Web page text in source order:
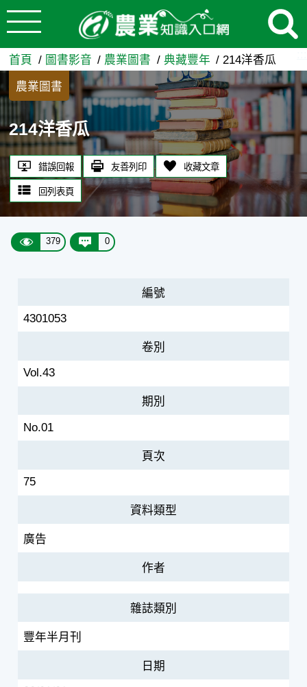
跳到主要內容
214洋香瓜 - 農業知識入口網
首頁 圖書影音 農業圖書 典藏豐年 214洋香瓜
農業圖書
214洋香瓜
錯誤回報 友善列印 收藏文章
回列表頁
379 0
編號
4301053
卷別
Vol.43
期別
No.01
頁次
75
資料類型
廣告
作者
雜誌類別
豐年半月刊
日期